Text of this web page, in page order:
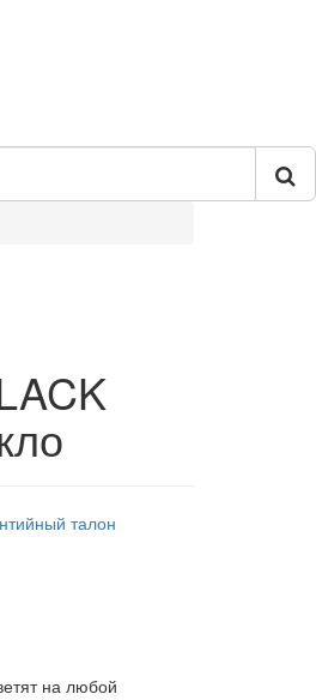
талон
на любой